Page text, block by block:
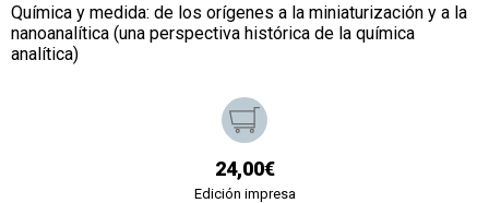
Química y medida: de los orígenes a la miniaturización y a la
nanoanalítica (una perspectiva histórica de la química
analítica)
24,00€
Edición impresa